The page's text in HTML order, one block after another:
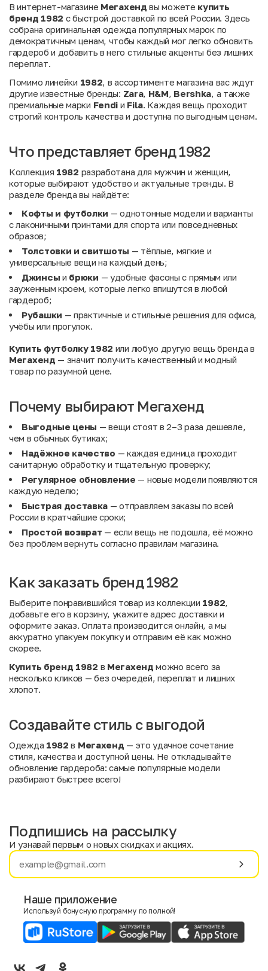
В интернет-магазине Мегахенд вы можете купить
бренд 1982 с быстрой доставкой по всей России. Здесь
собрана оригинальная одежда популярных марок по
демократичным ценам, чтобы каждый мог легко обновить
гардероб и добавить в него стильные акценты без лишних
переплат.
Помимо линейки 1982 , в ассортименте магазина вас ждут
другие известные бренды: Zara, H&M Bershka , а также
премиальные марки Fendi и Fila . Каждая вещь проходит
строгий контроль качества и доступна по выгодным ценам.
Что представляет бренд 1982
Коллекция 1982 разработана для мужчин и женщин,
которые выбирают удобство и актуальные тренды. В
разделе бренда вы найдёте:
Кофты и футболки — однотонные модели и варианты
с лаконичными принтами для спорта или повседневных
образов;
Толстовки и свитшоты — тёплые, мягкие и
универсальные вещи на каждый день;
Джинсы и брюки — удобные фасоны с прямым или
зауженным кроем, которые легко впишутся в любой
гардероб;
Рубашки — практичные и стильные решения для офиса,
учёбы или прогулок.
Купить футболку 1982 или любую другую вещь бренда в
Мегахенд — значит получить качественный и модный
товар по разумной цене.
Почему выбирают Мегахенд
Выгодные цены — вещи стоят в 2–3 раза дешевле,
чем в обычных бутиках;
Надёжное качество — каждая единица проходит
санитарную обработку и тщательную проверку;
Регулярное обновление — новые модели появляются
каждую неделю;
Быстрая доставка — отправляем заказы по всей
России в кратчайшие сроки;
Простой возврат — если вещь не подошла, её можно
без проблем вернуть согласно правилам магазина.
Как заказать бренд 1982
Выберите понравившийся товар из коллекции 1982
добавьте его в корзину, укажите адрес доставки и
оформите заказ. Оплата производится онлайн, а мы
аккуратно упакуем покупку и отправим её как можно
скорее.
Купить бренд 1982 в Мегахенд можно всего за
несколько кликов — без очередей, переплат и лишних
хлопот.
Создавайте стиль с выгодой
Одежда 1982 в Мегахенд — это удачное сочетание
стиля, качества и доступной цены. Не откладывайте
обновление гардероба: самые популярные модели
разбирают быстрее всего!
Имя
E-mail
Подпишись на рассылку
И узнавай первым о новых скидках и акциях.
Наше приложение
Используй бонусную программу по полной!